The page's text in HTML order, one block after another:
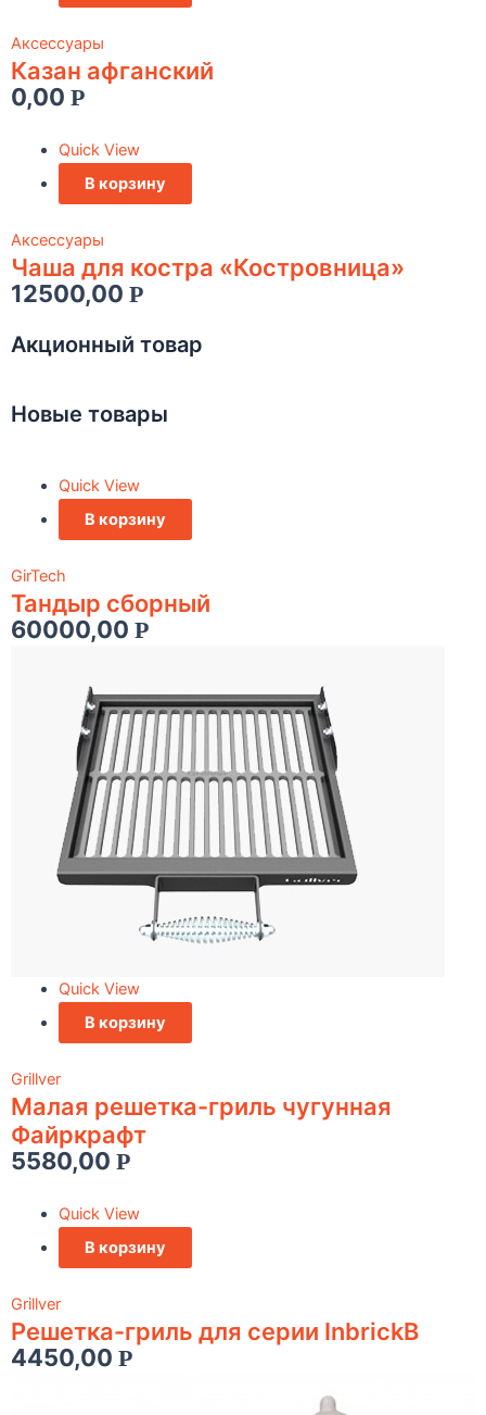
Аксессуары
Казан афганский
0,00 Р
Quick View
В корзину
Аксессуары
Чаша для костра «Костровница»
12500,00 Р
Акционный товар
Новые товары
Quick View
В корзину
GirTech
Тандыр сборный
60000,00 Р
Quick View
В корзину
Grillver
Малая решетка-гриль чугунная
Файркрафт
5580,00 Р
Quick View
В корзину
Grillver
Решетка-гриль для серии InbrickВ
4450,00 Р